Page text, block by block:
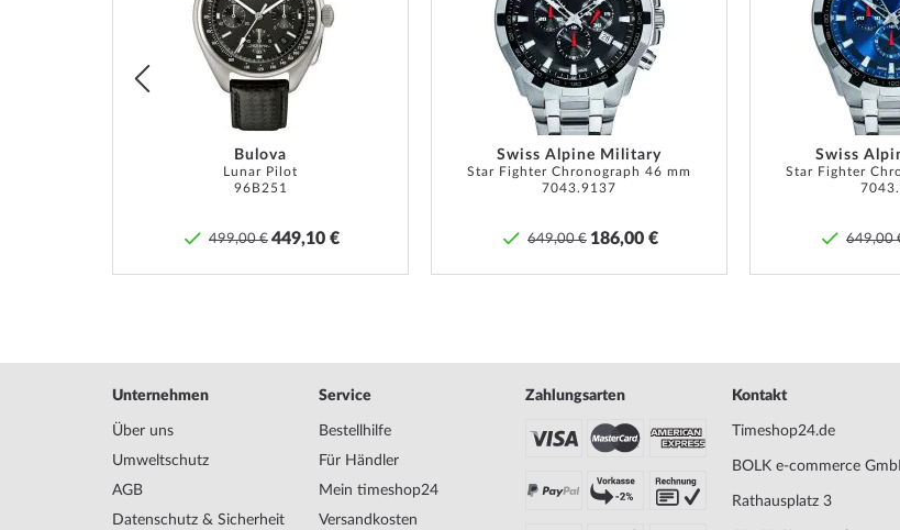
Bulova
Lunar Pilot
96B251
499,00 € 449,10 €
Swiss Alpine Military
Star Fighter Chronograph 46 mm
7043.9137
649,00 € 186,00 €
Swiss
Star Fighter
649,00
Unternehmen
Über uns
Umweltschutz
AGB
Datenschutz & Sicherheit
Service
Bestellhilfe
Für Händler
Mein timeshop24
Versandkosten
Zahlungsarten Kontakt
Timeshop24.de
BOLK e-commerce
Rathausplatz 3